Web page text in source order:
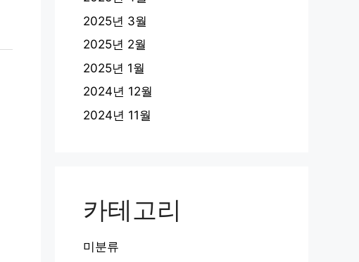
2025년 3월
2025년 2월
2025년 1월
2024년 12월
2024년 11월
카테고리
미분류